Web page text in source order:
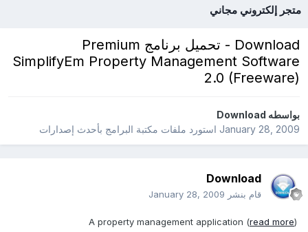
متجر إلكتروني مجاني
Download - تحميل برنامج Premium
SimplifyEm Property Management Software
2.0 (Freeware)
بواسطهDownload
January 28, 2009استورد ملفات مكتبة البرامج بأحدث إصدارات
Download
قام بنشر January 28, 2009
A property management application (read more